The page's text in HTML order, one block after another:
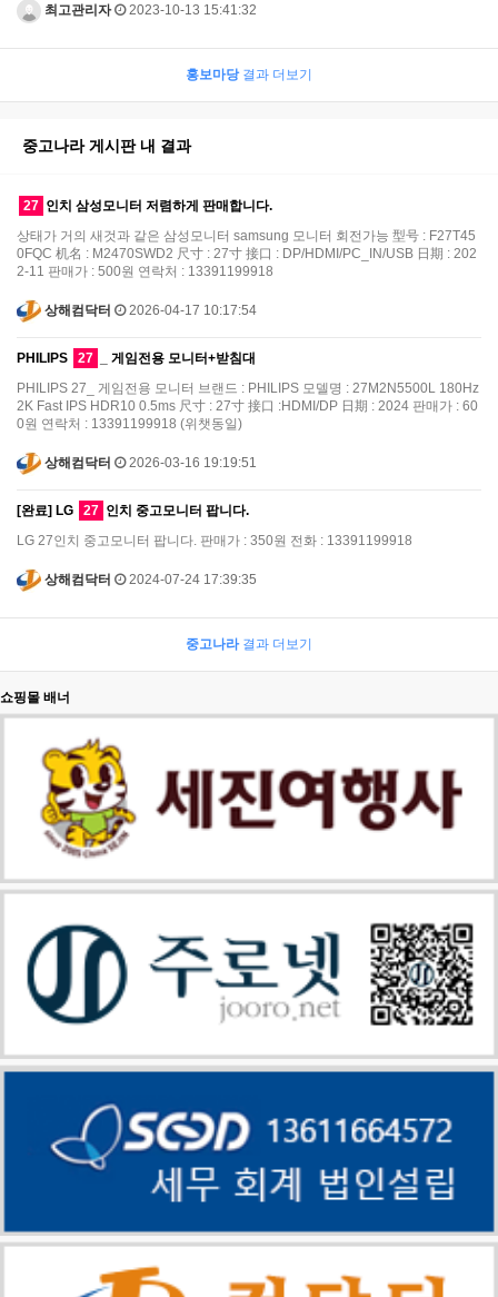
최고관리자 2023-10-13 15:41:32
홍보마당결과 더보기
중고나라 게시판 내 결과
27 인치 삼성모니터 저렴하게 판매합니다.
상태가 거의 새것과 같은 삼성모니터 samsung 모니터 회전가능 型号 : F27T45
0FQC 机名 : M2470SWD2 尺寸 : 27寸 接口 : DP/HDMI/PC_IN/USB 日期 : 202
2-11 판매가 : 500원 연락처 : 13391199918
상해컴닥터 2026-04-17 10:17:54
PHILIPS 27
_ 게임전용 모니터+받침대
PHILIPS 27_ 게임전용 모니터 브랜드 : PHILIPS 모델명 : 27M2N5500L 180Hz
2K Fast IPS HDR10 0.5ms 尺寸 : 27寸 接口 :HDMI/DP 日期 : 2024 판매가 : 60
0원 연락처 : 13391199918 (위챗동일)
상해컴닥터 2026-03-16 19:19:51
[완료] LG 27 인치 중고모니터 팝니다.
LG 27인치 중고모니터 팝니다. 판매가 : 350원 전화 : 13391199918
상해컴닥터 2024-07-24 17:39:35
중고나라결과 더보기
쇼핑몰 배너